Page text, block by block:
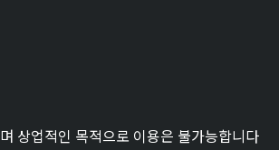
상업적인 목적으로 이용은 불가능합니다